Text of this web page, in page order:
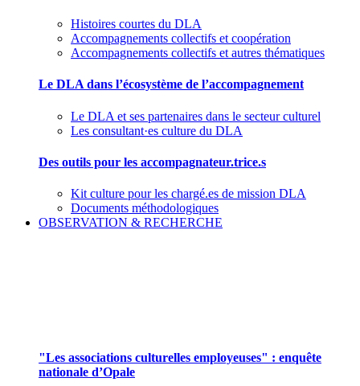
Histoires courtes du DLA
Accompagnements collectifs et coopération
Accompagnements collectifs et autres thématiques
Le DLA dans l’écosystème de l’accompagnement
Le DLA et ses partenaires dans le secteur culturel
Les consultant·es culture du DLA
Des outils pour les accompagnateur.trice.s
Kit culture pour les chargé.es de mission DLA
Documents méthodologiques
OBSERVATION & RECHERCHE
"Les associations culturelles employeuses" : enquête
nationale d’Opale